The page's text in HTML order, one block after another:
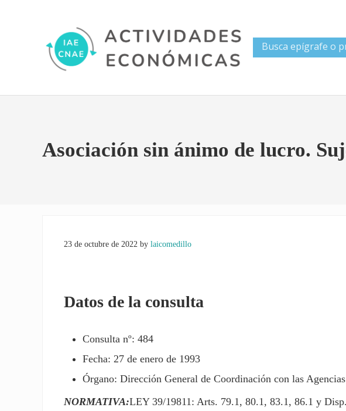
Asociación sin ánimo de lucro.
23 de octubre de 2022 bylaicomedillo
Datos de la consulta
Consulta nº: 484
Fecha: 27 de enero de 1993
Órgano: Dirección General de Coordinación con las
NORMATIVA:LEY 39/19811: Arts. 79.1, 80.1, 83.1, 86.1 y